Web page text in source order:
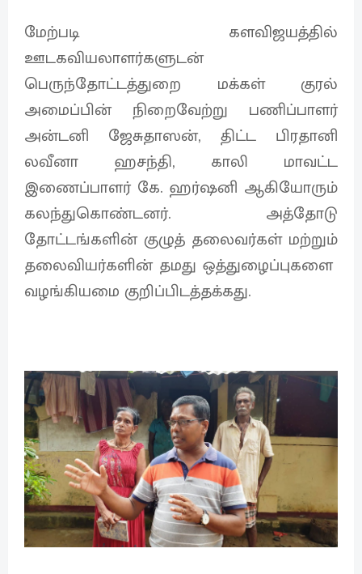
மேற்படி களவிஜயத்தில்
ஊடகவியலாளர்களுடன்
பெருந்தோட்டத்துறை மக்கள் குரல்
அமைப்பின் நிறைவேற்று பணிப்பாளர்
அன்டனி ஜேசுதாஸன், திட்ட பிரதானி
லவீனா ஹசந்தி, காலி மாவட்ட
இணைப்பாளர் கே. ஹர்ஷனி ஆகியோரும்
கலந்துகொண்டனர். அத்தோடு
தோட்டங்களின் குழுத் தலைவர்கள் மற்றும்
தலைவியர்களின் தமது ஒத்துழைப்புகளை
வழங்கியமை குறிப்பிடத்தக்கது.